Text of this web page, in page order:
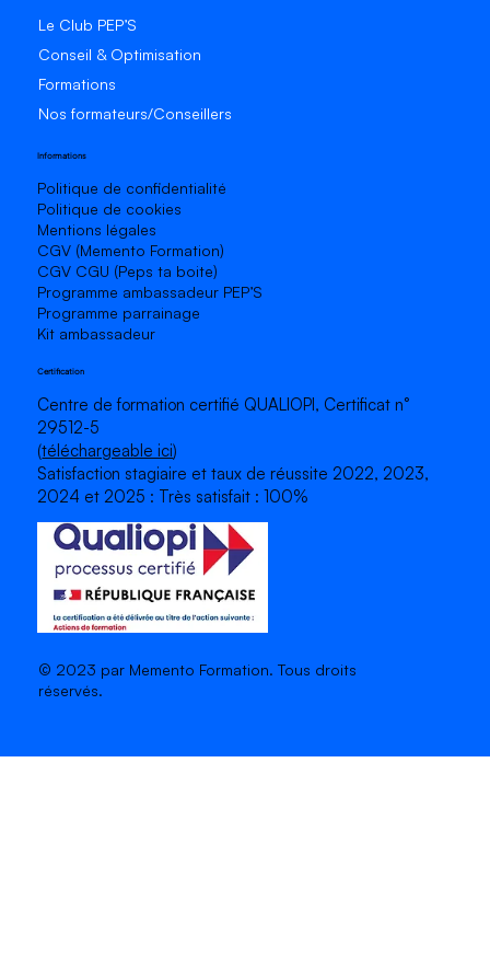
une aventure motivante
Le Club PEP’S
Conseil & Optimisation
Formations
Nos formateurs/Conseillers
Politique de confidentialité
Politique de cookies
Mentions légales
CGV (Memento Formation)
CGV CGU (Peps ta boite)
Programme ambassadeur PEP’S
Programme parrainage
Kit ambassadeur
Informations
Centre de formation certifié QUALIOPI, Certificat n°
29512-5
(téléchargeable ici)
Satisfaction stagiaire et taux de réussite 2022, 2023,
2024 et 2025 : Très satisfait : 100%
Certification
© 2023 par Memento Formation. Tous droits
réservés.